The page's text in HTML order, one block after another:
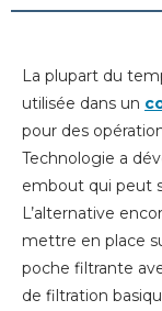
La plupart du
utilisée dans un
pour des
Technologie a
embout qui peut
L’alternative
mettre en place
poche filtrante
de filtration